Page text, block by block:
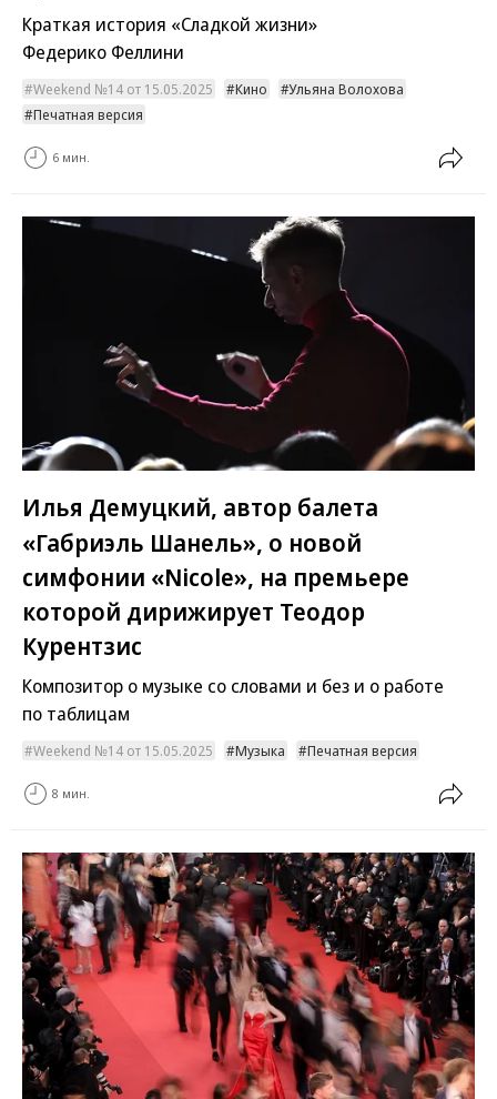
Краткая история «Сладкой жизни»
Федерико Феллини
Weekend №14 от 15.05.2025 Кино
Ульяна Волохова
Печатная версия
6 мин.
Илья Демуцкий, автор балета
«Габриэль Шанель», о новой
симфонии «Nicole», на премьере
которой дирижирует Теодор
Курентзис
Композитор о музыке со словами и без и о работе
по таблицам
Weekend №14 от 15.05.2025 Музыка Печатная версия
8 мин.